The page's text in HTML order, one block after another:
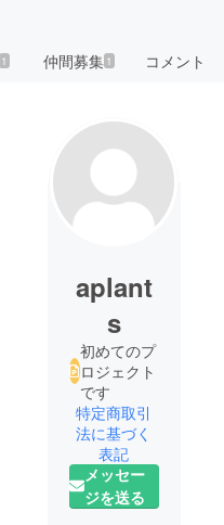
1 仲間募集 1 コメント
aplant
s
初めてのプ
ロジェクト
です
特定商取引
法に基づく
表記
メッセー
ジを送る